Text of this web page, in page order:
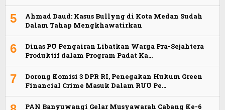
5
Ahmad Daud: Kasus Bullyng di Kota Medan Sudah
Dalam Tahap Mengkhawatirkan
6
Dinas PU Pengairan Libatkan Warga Pra-Sejahtera
Produktif dalam Program Padat Ka…
7
Dorong Komisi 3 DPR RI, Penegakan Hukum Green
Financial Crime Masuk Dalam RUU Pe…
PAN Banyuwangi Gelar Musyawarah Cabang Ke-6